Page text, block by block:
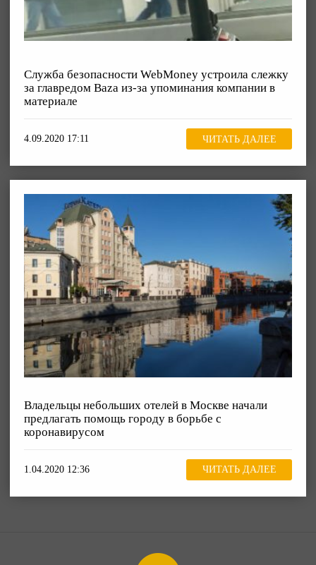
Служба безопасности WebMoney устроила слежку
за главредом Baza из-за упоминания компании в
материале
4.09.2020 17:11 ЧИТАТЬ ДАЛЕЕ
Владельцы небольших отелей в Москве начали
предлагать помощь городу в борьбе с
коронавирусом
1.04.2020 12:36 ЧИТАТЬ ДАЛЕЕ